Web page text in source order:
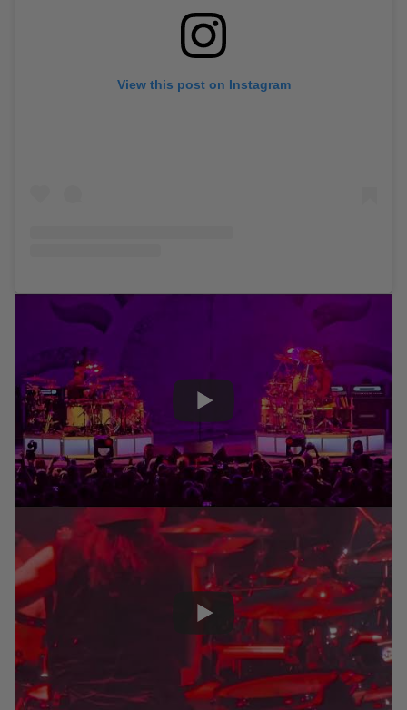
View this post on Instagram